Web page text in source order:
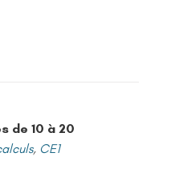
de 10 à 20
, CE1